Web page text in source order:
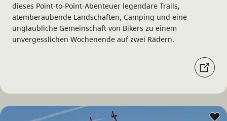
dieses Point-to-Point-Abenteuer legendäre Trails,
atemberaubende Landschaften, Camping und eine
unglaubliche Gemeinschaft von Bikers zu einem
unvergesslichen Wochenende auf zwei Rädern.